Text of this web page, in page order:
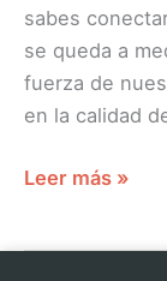
sabes
se queda a
fuerza de
en la calidad
Leer más »